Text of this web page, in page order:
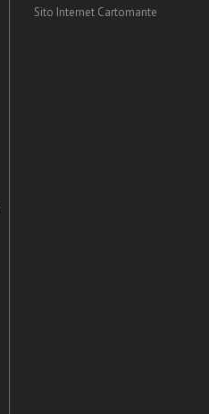
Sito Internet Cartomante